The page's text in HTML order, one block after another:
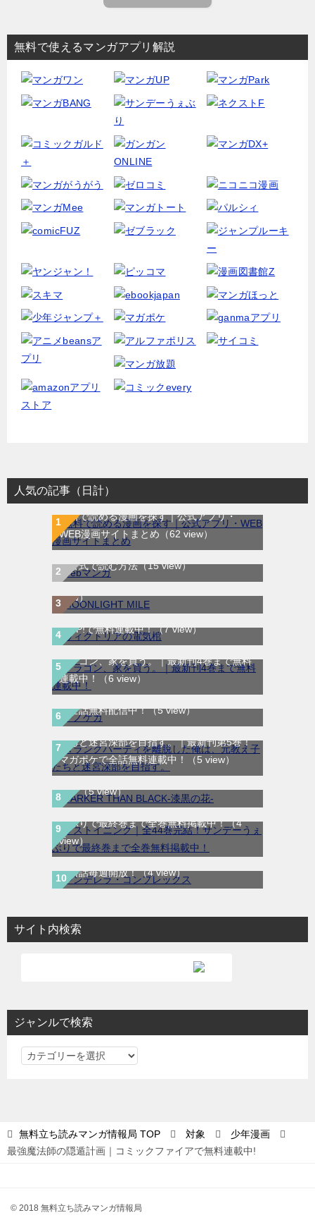
無料で使えるマンガアプリ解説
人気の記事（日計）
無料で読める漫画を探す｜公式アプリ・
WEB漫画サイトまとめ （62 view）
WEB漫画サイト一覧｜ブラウザで無料漫画
を公式で読む方法（15 view）
MOONLIGHT MILE｜最新刊第23巻！マンガ
ワンで最新刊まで全巻無料配信中！（8
view）
ヴィクトリアの電気棺｜最新刊第2巻！マン
ガUP!で無料連載中！（7 view）
ドラゴン、家を買う。｜最新刊4巻まで無料
連載中！
（6 view）
テノゲカ｜最新刊第2巻！サンデーうぇぶり
で全話無料配信中！（5 view）
Ａランクパーティを離脱した俺は、元教え子
たちと迷宮深部を目指す。｜最新刊第5巻！
マガポケで全話無料連載中！
（5 view）
DARKER THAN BLACK-漆黒の花-｜全4巻完
結！マンガUP!で最終巻まで全巻無料配信
中！（5 view）
ラストイニング｜全44巻完結！サンデーう
ぇぶりで最終巻まで全巻無料掲載中！（4
view）
シンデレラ・コンプレックス｜マンガMeeで
無料話毎週開放！（4 view）
サイト内検索
ジャンルで検索
ジ
検
無料立ち読みマンガ情報局 TOP 対象
少年漫画
最強魔法師の隠遁計画｜コミックファイアで無料連載中!
© 2018 無料立ち読みマンガ情報局